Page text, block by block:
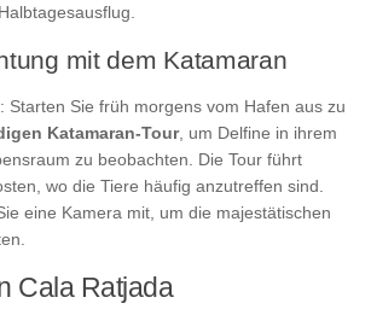
mit dem Katamaran
: Starten Sie früh morgens vom Hafen aus zu
Katamaran-Tour, um Delfine in ihrem
zu beobachten. Die Tour führt
wo die Tiere häufig anzutreffen sind.
eine Kamera mit, um die majestätischen
Cala Ratjada